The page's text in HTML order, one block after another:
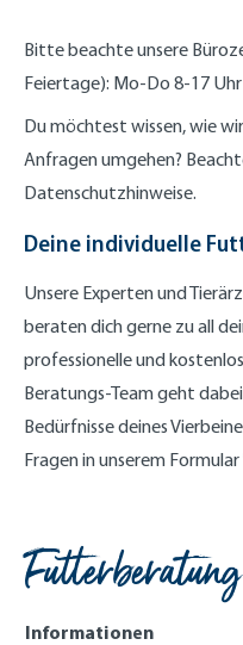
Bitte beachte unsere
Feiertage): Mo-Do 8-17
Du möchtest wissen, wie
Anfragen umgehen?
Datenschutzhinweise.
Deine individuelle
Unsere Experten und
beraten dich gerne zu all
professionelle und
Beratungs-Team geht
Bedürfnisse deines
Fragen in unserem
Futterberatung
Informationen